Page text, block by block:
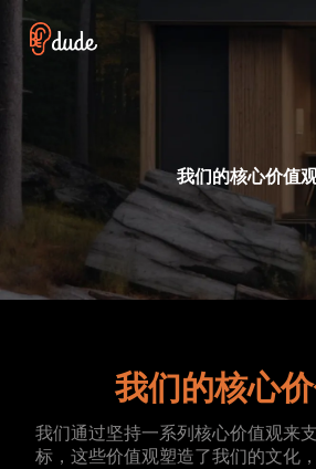
跳
过
容
我们的核心价值
我们的核心
我们通过坚持一系列核心价值观来
标，这些价值观塑造了我们的文化